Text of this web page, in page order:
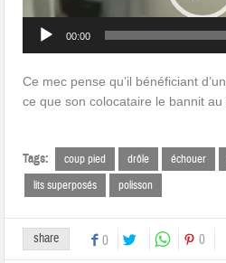
00:00
Ce mec pense qu’il bénéficiant
ce que son colocataire le bannit au
Tags: coup pied drôle échouer
lits superposés
polisson
share 0 0